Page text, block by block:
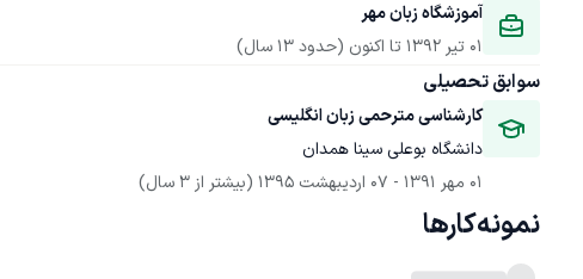
آموزشگاه زبان مهر
01 تیر 1392
تا اکنون (حدود 13 سال)
سوابق تحصیلی
کارشناسی مترحمی زبان انگلیسی
دانشگاه بوعلی سینا همدان
01 مهر 1391
- 07 اردیبهشت 1395 (بیشتر از 3 سال)
نمونه‌کارها